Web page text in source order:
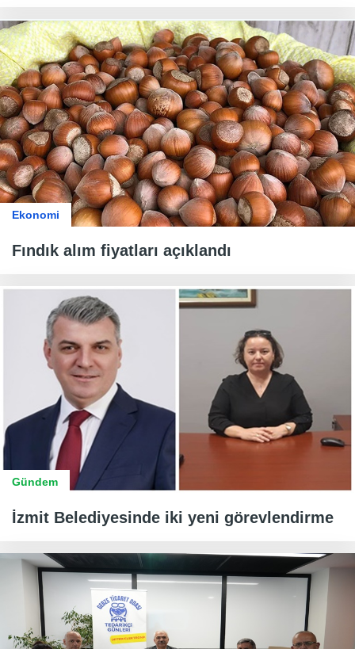
Ekonomi
Fındık alım fiyatları açıklandı
Gündem
İzmit Belediyesinde iki yeni görevlendirme